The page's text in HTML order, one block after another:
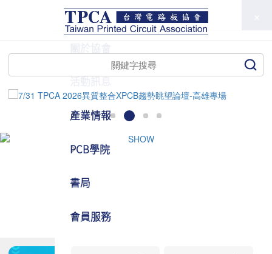
TPCA
活動訊息
產業情報
PCB學院
書局
會員服務